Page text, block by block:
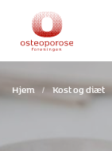
Hjem / Kost og diæt